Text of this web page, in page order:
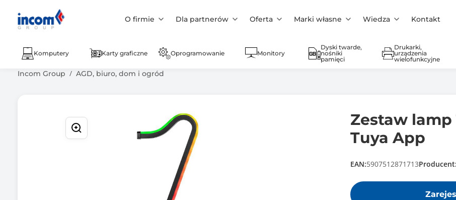
O firmie Dla partnerów Oferta Marki własne Wiedza Kontakt
Komputery Karty graficzne Oprogramowanie Monitory
Dyski twarde,
nośniki
pamięci
Drukarki,
urządzenia
wielofunkcyjne
Incom Group AGD, biuro, dom i ogród
Zestaw lamp
Tuya App
EAN:5907512871713Producent: